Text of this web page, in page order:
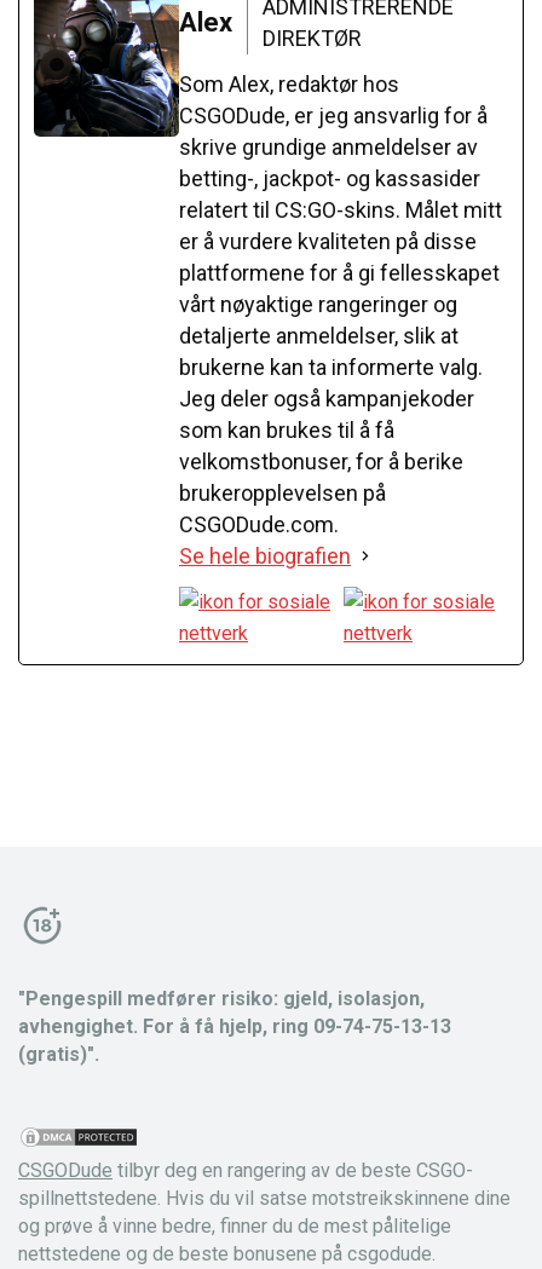
Alex
ADMINISTRERENDE
DIREKTØR
Som Alex, redaktør hos
CSGODude, er jeg ansvarlig for å
skrive grundige anmeldelser av
betting-, jackpot- og kassasider
relatert til CS:GO-skins. Målet mitt
er å vurdere kvaliteten på disse
plattformene for å gi fellesskapet
vårt nøyaktige rangeringer og
detaljerte anmeldelser, slik at
brukerne kan ta informerte valg.
Jeg deler også kampanjekoder
som kan brukes til å få
velkomstbonuser, for å berike
brukeropplevelsen på
CSGODude.com.
Se hele biografien
"Pengespill medfører risiko: gjeld, isolasjon,
avhengighet. For å få hjelp, ring 09-74-75-13-13
(gratis)".
CSGODude tilbyr deg en rangering av de beste CSGO-
spillnettstedene. Hvis du vil satse motstreikskinnene dine
og prøve å vinne bedre, finner du de mest pålitelige
nettstedene og de beste bonusene på csgodude.